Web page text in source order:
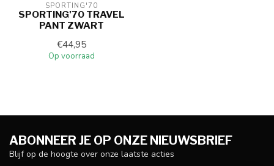
SPORTING'70
SPORTING'70 TRAVEL
PANT ZWART
€44,95
Op voorraad
ABONNEER JE OP ONZE NIEUWSBRIEF
Blijf op de hoogte over onze laatste acties